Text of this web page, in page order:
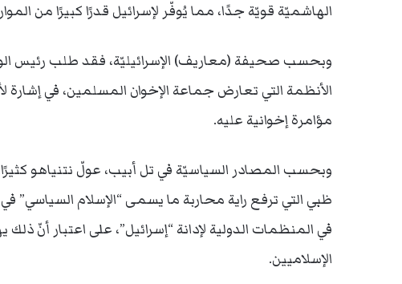
الهاشميّة قويّة جدًا، مما يُوفّر لإسرائيل قدرًا كبيرًا من
وبحسب صحيفة (معاريف) الإسرائيليّة، فقد طلب رئيس
الأنظمة التي تعارض جماعة الإخوان المسلمين، في
مؤامرة إخوانية عليه.
وبحسب المصادر السياسيّة في تل أبيب، عولّ نتنياهو
ظبي التي ترفع راية محاربة ما يسمى “الإسلام
في المنظمات الدولية لإدانة “إسرائيل”، على اعتبار أنّ
الإسلاميين.